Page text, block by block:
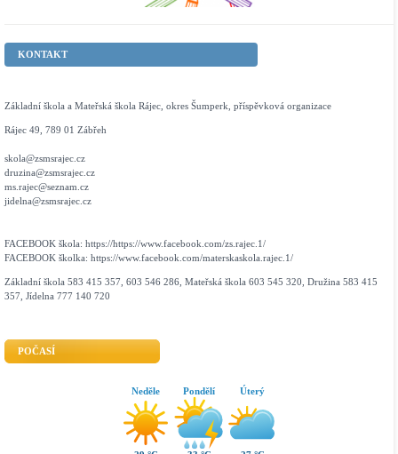
KONTAKT
Základní škola a Mateřská škola Rájec, okres Šumperk, příspěvková organizace
Rájec 49, 789 01 Zábřeh
skola@zsmsrajec.cz
druzina@zsmsrajec.cz
ms.rajec@seznam.cz
jidelna@zsmsrajec.cz
FACEBOOK škola: https://https://www.facebook.com/zs.rajec.1/
FACEBOOK školka: https://www.facebook.com/materskaskola.rajec.1/
Základní škola 583 415 357, 603 546 286, Mateřská škola 603 545 320, Družina 583 415
357, Jídelna 777 140 720
POČASÍ
Neděle Pondělí Úterý